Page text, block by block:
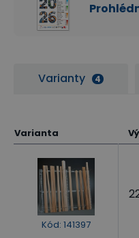
Varianty 4
Varianta
Kód: 141397